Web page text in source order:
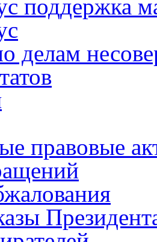
поддержка
делам
правовые